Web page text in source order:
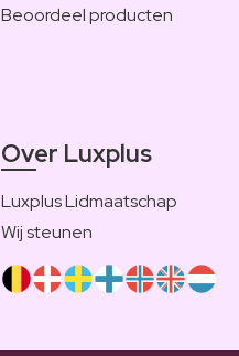
Beoordeel producten
Over Luxplus
Luxplus Lidmaatschap
Wij steunen